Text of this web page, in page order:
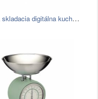
Biela skladacia digitálna kuchynská…